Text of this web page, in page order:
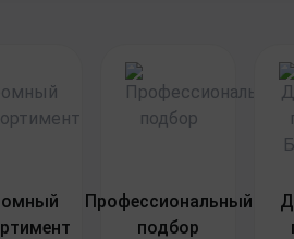
Профессиональный
подбор